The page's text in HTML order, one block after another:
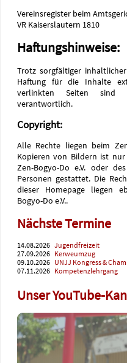
Vereinsregister beim
VR Kaiserslautern 1810
Haftungshinweise:
Trotz sorgfältiger
Haftung für die Inhalte
verlinkten Seiten sind
verantwortlich.
Copyright:
Alle Rechte liegen beim
Kopieren von Bildern ist
Zen-Bogyo-Do e.V. oder
Personen gestattet. Die
dieser Homepage liegen
Bogyo-Do e.V..
Nächste Termine
14.08.2026 Jugendfreizeit
27.09.2026 Kerweumzug
09.10.2026 UNJJ Kongress &
07.11.2026 Kompetenzlehrgang
Unser YouTube-